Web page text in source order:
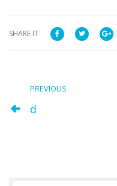
SHARE IT
PREVIOUS
d